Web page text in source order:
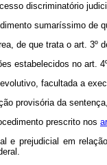
discriminatório
sumaríssimo de
de que trata o art. 3º
estabelecidos no art.
facultada a
provisória da
prescrito nos
e prejudicial em